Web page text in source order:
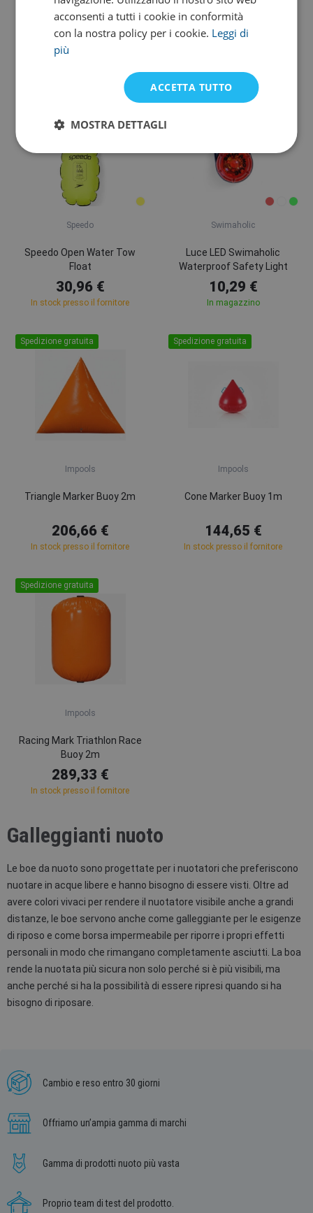
Boa per il nuoto Swimaholic
Swim Buoy
41,30 €
In magazzino
41,30 €
Speedo
Speedo Open Water Tow
Float
30,96 €
In stock presso il fornitore
Garanzia di soddisfazione
Swimaholic
Luce LED Swimaholic
Waterproof Safety Light
10,29 €
In magazzino
Spedizione gratuita
Impools
Triangle Marker Buoy 2m
206,66 €
In stock presso il fornitore
Spedizione gratuita
Impools
Cone Marker Buoy 1m
144,65 €
In stock presso il fornitore
Spedizione gratuita
Impools
Racing Mark Triathlon Race
Buoy 2m
289,33 €
In stock presso il fornitore
Galleggianti nuoto
Le boe da nuoto sono progettate per i nuotatori che preferiscono
nuotare in acque libere e hanno bisogno di essere visti. Oltre ad
avere colori vivaci per rendere il nuotatore visibile anche a grandi
distanze, le boe servono anche come galleggiante per le esigenze
di riposo e come borsa impermeabile per riporre i propri effetti
personali in modo che rimangano completamente asciutti. La boa
rende la nuotata più sicura non solo perché si è più visibili, ma
anche perché si ha la possibilità di essere ripresi quando si ha
bisogno di riposare.
Cambio e reso entro 30 giorni
Offriamo un’ampia gamma di marchi
Gamma di prodotti nuoto più vasta
Proprio team di test del prodotto.
acconsenti a tutti i cookie in conformità
con la nostra policy per i cookie. Leggi di
più
ACCETTA TUTTO
MOSTRA DETTAGLI